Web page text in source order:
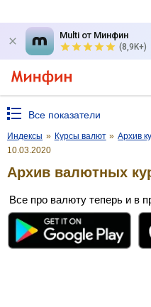
Multi от Минфин
(8,9K+)
Все показатели
Индексы » Курсы валют » Архив
10.03.2020
Архив валютных
Все про валюту теперь и в